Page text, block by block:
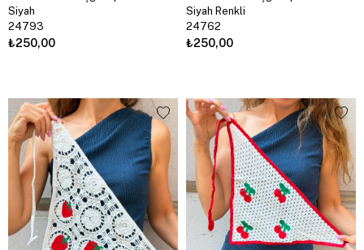
Siyah
24793
₺250,00
Siyah Renkli
24762
₺250,00